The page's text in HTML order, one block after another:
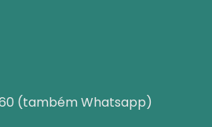
(também Whatsapp)